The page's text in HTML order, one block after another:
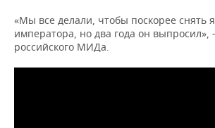
«Мы все делали, чтобы поскорее снять
императора, но два года он
российского МИДа.